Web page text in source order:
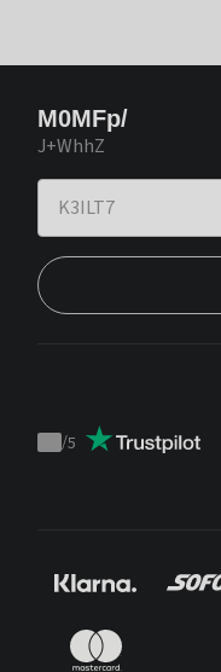
M0MFp/
J+WhhZ
Trustpilot
/5